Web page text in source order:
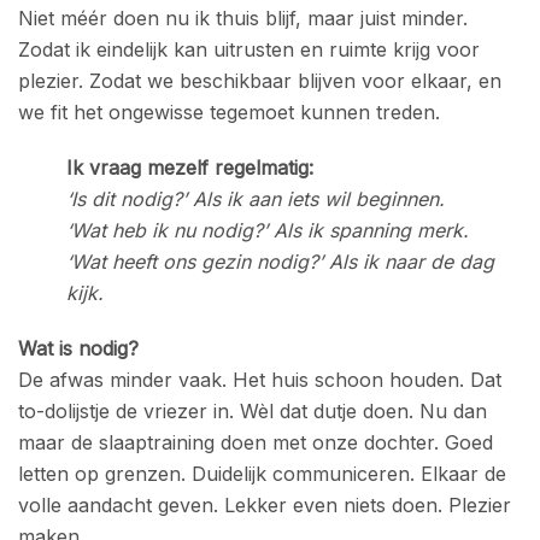
Niet méér doen nu ik thuis blijf, maar juist minder.
Zodat ik eindelijk kan uitrusten en ruimte krijg voor
plezier. Zodat we beschikbaar blijven voor elkaar, en
we fit het ongewisse tegemoet kunnen treden.
Ik vraag mezelf regelmatig:
‘Is dit nodig?’ Als ik aan iets wil beginnen.
‘Wat heb ik nu nodig?’ Als ik spanning merk.
‘Wat heeft ons gezin nodig?’ Als ik naar de dag
kijk.
Wat is nodig?
De afwas minder vaak. Het huis schoon houden. Dat
to-dolijstje de vriezer in. Wèl dat dutje doen. Nu dan
maar de slaaptraining doen met onze dochter. Goed
letten op grenzen. Duidelijk communiceren. Elkaar de
volle aandacht geven. Lekker even niets doen. Plezier